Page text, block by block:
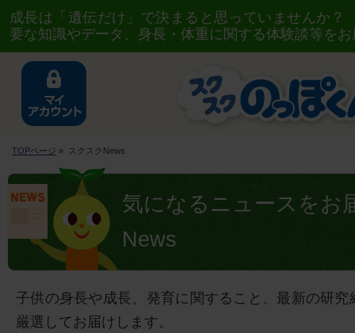
成長は「遺伝だけ」で決まると思っていませんか
要な知識やデータ、身長・体重に関する体験談等を
TOPページ » スクスクNews
気になるニュースをお
News
子供の身長や成長、発育に関すること、最新の研
厳選してお届けします。